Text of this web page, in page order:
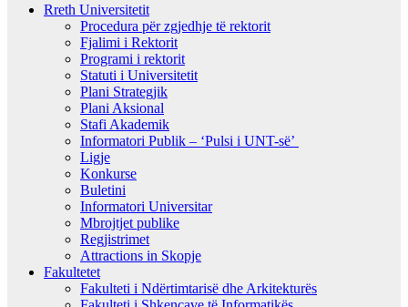
Rreth Universitetit
Procedura për zgjedhje të rektorit
Fjalimi i Rektorit
Programi i rektorit
Statuti i Universitetit
Plani Strategjik
Plani Aksional
Stafi Akademik
Informatori Publik – ‘Pulsi i UNT-së’
Ligje
Konkurse
Buletini
Informatori Universitar
Mbrojtjet publike
Regjistrimet
Attractions in Skopje
Fakultetet
Fakulteti i Ndërtimtarisë dhe Arkitekturës